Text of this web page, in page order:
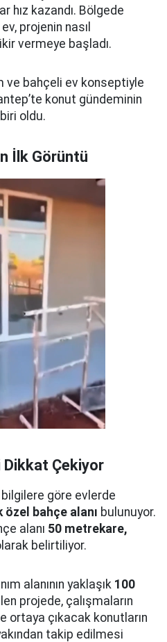
hız kazandı. Bölgede
projenin nasıl
vermeye başladı.
ve bahçeli ev konseptiyle
konut gündeminin
oldu.
İlk Görüntü
Dikkat Çekiyor
göre evlerde
bahçe alanı bulunuyor.
alanı 50 metrekare,
belirtiliyor.
alanının yaklaşık 100
projede, çalışmaların
ortaya çıkacak konutların
takip edilmesi